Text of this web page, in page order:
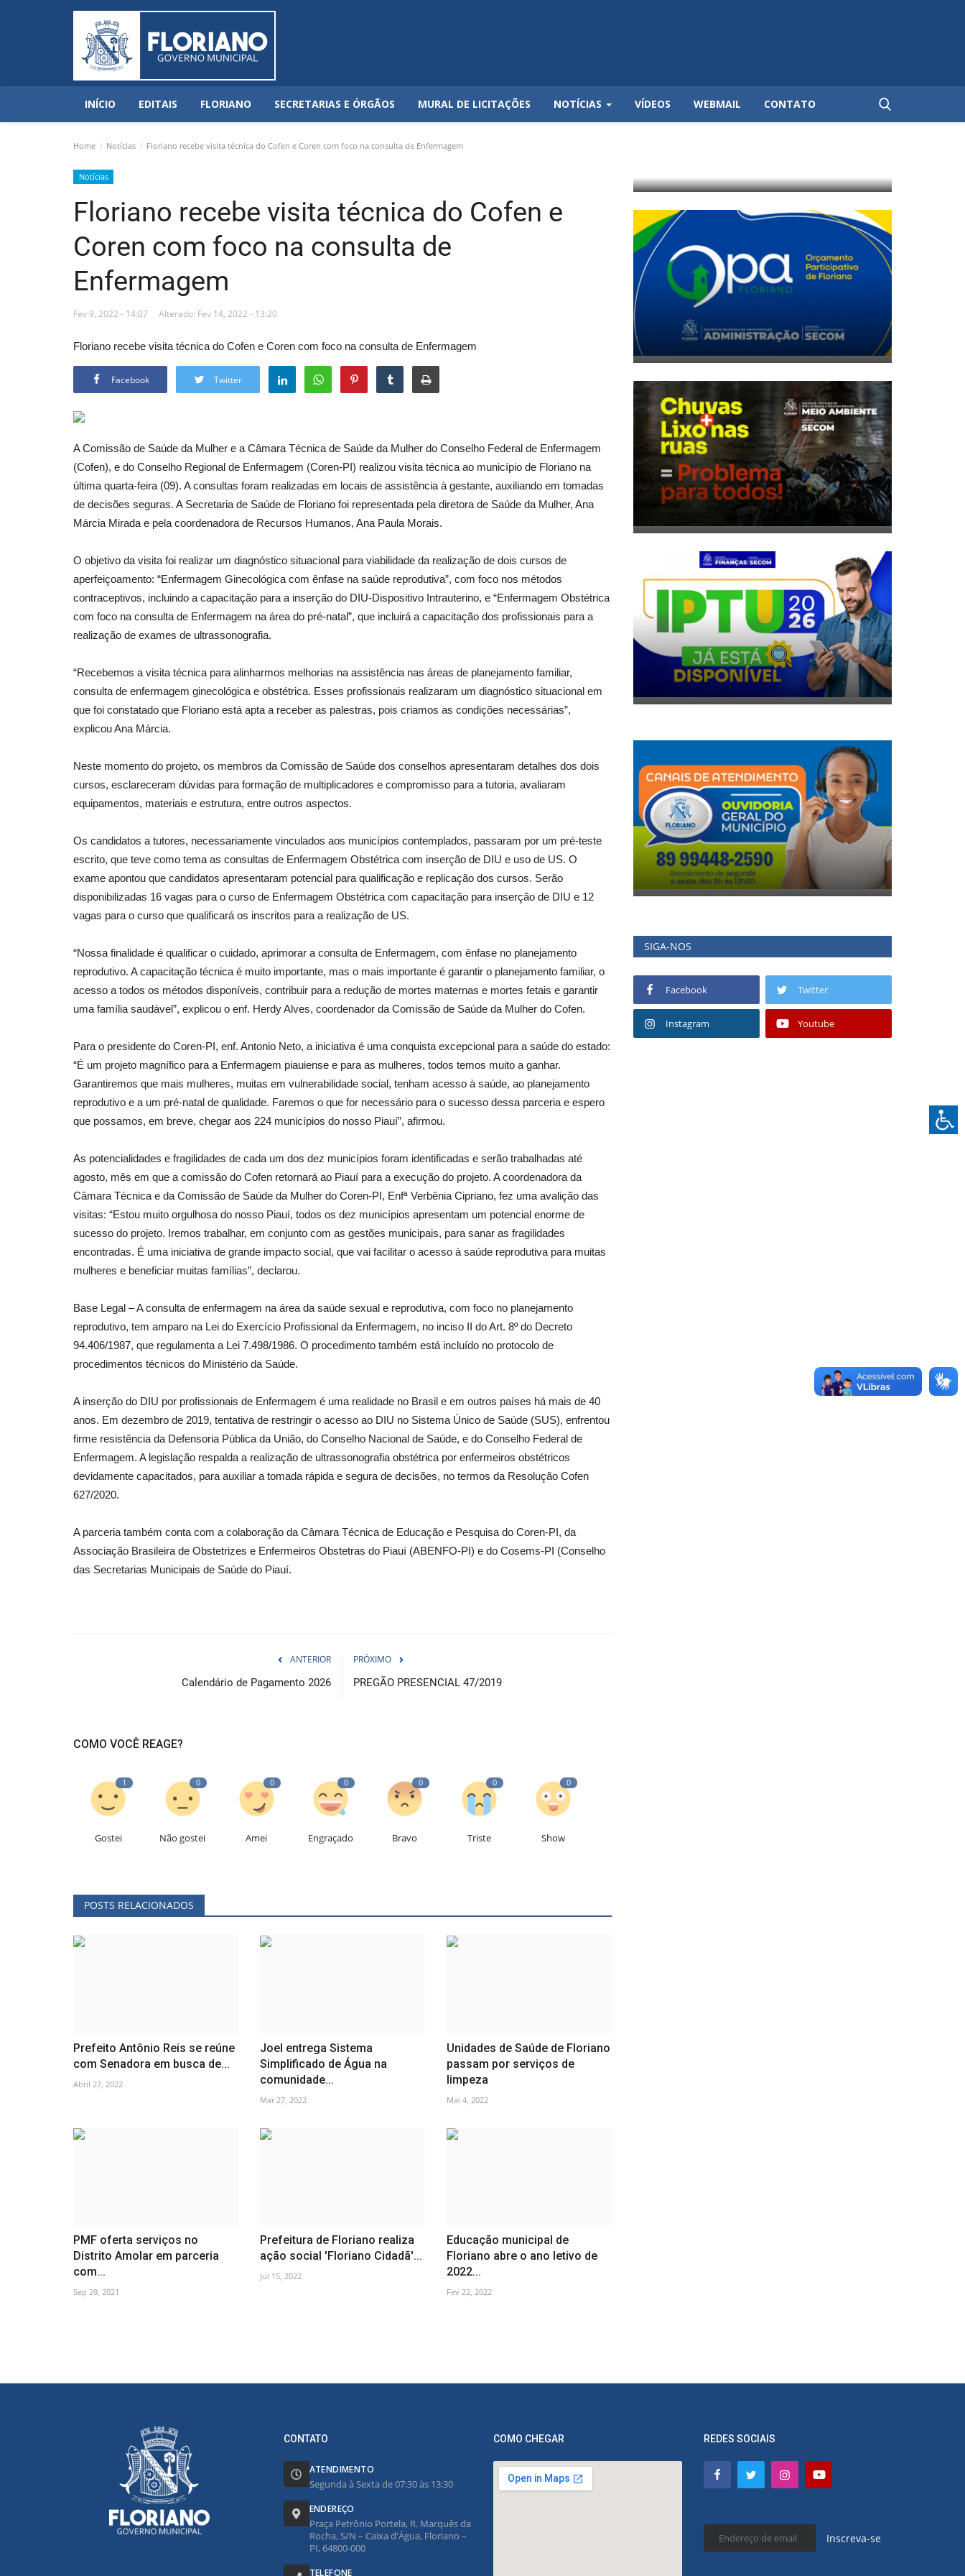
INÍCIO EDITAIS FLORIANO SECRETARIAS E ÓRGÃOS MURAL DE LICITAÇÕES NOTÍCIAS VÍDEOS WEBMAIL CONTATO
Home Notícias Floriano recebe visita técnica do Cofen e Coren com foco na consulta de Enfermagem
Notícias
Floriano recebe visita técnica do Cofen e
Coren com foco na consulta de
Enfermagem
Fev 9, 2022 - 14:07 Alterado: Fev 14, 2022 - 13:20
Floriano recebe visita técnica do Cofen e Coren com foco na consulta de Enfermagem
Facebook Twitter
A Comissão de Saúde da Mulher e a Câmara Técnica de Saúde da Mulher do Conselho Federal de Enfermagem
(Cofen), e do Conselho Regional de Enfermagem (Coren-PI) realizou visita técnica ao município de Floriano na
última quarta-feira (09). A consultas foram realizadas em locais de assistência à gestante, auxiliando em tomadas
de decisões seguras. A Secretaria de Saúde de Floriano foi representada pela diretora de Saúde da Mulher, Ana
Márcia Mirada e pela coordenadora de Recursos Humanos, Ana Paula Morais.
O objetivo da visita foi realizar um diagnóstico situacional para viabilidade da realização de dois cursos de
aperfeiçoamento: “Enfermagem Ginecológica com ênfase na saúde reprodutiva”, com foco nos métodos
contraceptivos, incluindo a capacitação para a inserção do DIU-Dispositivo Intrauterino, e “Enfermagem Obstétrica
com foco na consulta de Enfermagem na área do pré-natal”, que incluirá a capacitação dos profissionais para a
realização de exames de ultrassonografia.
“Recebemos a visita técnica para alinharmos melhorias na assistência nas áreas de planejamento familiar,
consulta de enfermagem ginecológica e obstétrica. Esses profissionais realizaram um diagnóstico situacional em
que foi constatado que Floriano está apta a receber as palestras, pois criamos as condições necessárias”,
explicou Ana Márcia.
Neste momento do projeto, os membros da Comissão de Saúde dos conselhos apresentaram detalhes dos dois
cursos, esclareceram dúvidas para formação de multiplicadores e compromisso para a tutoria, avaliaram
equipamentos, materiais e estrutura, entre outros aspectos.
Os candidatos a tutores, necessariamente vinculados aos municípios contemplados, passaram por um pré-teste
escrito, que teve como tema as consultas de Enfermagem Obstétrica com inserção de DIU e uso de US. O
exame apontou que candidatos apresentaram potencial para qualificação e replicação dos cursos. Serão
disponibilizadas 16 vagas para o curso de Enfermagem Obstétrica com capacitação para inserção de DIU e 12
vagas para o curso que qualificará os inscritos para a realização de US.
“Nossa finalidade é qualificar o cuidado, aprimorar a consulta de Enfermagem, com ênfase no planejamento
reprodutivo. A capacitação técnica é muito importante, mas o mais importante é garantir o planejamento familiar, o
acesso a todos os métodos disponíveis, contribuir para a redução de mortes maternas e mortes fetais e garantir
uma família saudável”, explicou o enf. Herdy Alves, coordenador da Comissão de Saúde da Mulher do Cofen.
Para o presidente do Coren-PI, enf. Antonio Neto, a iniciativa é uma conquista excepcional para a saúde do estado:
“É um projeto magnífico para a Enfermagem piauiense e para as mulheres, todos temos muito a ganhar.
Garantiremos que mais mulheres, muitas em vulnerabilidade social, tenham acesso à saúde, ao planejamento
reprodutivo e a um pré-natal de qualidade. Faremos o que for necessário para o sucesso dessa parceria e espero
que possamos, em breve, chegar aos 224 municípios do nosso Piauí”, afirmou.
As potencialidades e fragilidades de cada um dos dez municípios foram identificadas e serão trabalhadas até
agosto, mês em que a comissão do Cofen retornará ao Piauí para a execução do projeto. A coordenadora da
Câmara Técnica e da Comissão de Saúde da Mulher do Coren-PI, Enfª Verbênia Cipriano, fez uma avalição das
visitas: “Estou muito orgulhosa do nosso Piauí, todos os dez municípios apresentam um potencial enorme de
sucesso do projeto. Iremos trabalhar, em conjunto com as gestões municipais, para sanar as fragilidades
encontradas. É uma iniciativa de grande impacto social, que vai facilitar o acesso à saúde reprodutiva para muitas
mulheres e beneficiar muitas famílias”, declarou.
Base Legal – A consulta de enfermagem na área da saúde sexual e reprodutiva, com foco no planejamento
reprodutivo, tem amparo na Lei do Exercício Profissional da Enfermagem, no inciso II do Art. 8º do Decreto
94.406/1987, que regulamenta a Lei 7.498/1986. O procedimento também está incluído no protocolo de
procedimentos técnicos do Ministério da Saúde.
A inserção do DIU por profissionais de Enfermagem é uma realidade no Brasil e em outros países há mais de 40
anos. Em dezembro de 2019, tentativa de restringir o acesso ao DIU no Sistema Único de Saúde (SUS), enfrentou
firme resistência da Defensoria Pública da União, do Conselho Nacional de Saúde, e do Conselho Federal de
Enfermagem. A legislação respalda a realização de ultrassonografia obstétrica por enfermeiros obstétricos
devidamente capacitados, para auxiliar a tomada rápida e segura de decisões, no termos da Resolução Cofen
627/2020.
A parceria também conta com a colaboração da Câmara Técnica de Educação e Pesquisa do Coren-PI, da
Associação Brasileira de Obstetrizes e Enfermeiros Obstetras do Piauí (ABENFO-PI) e do Cosems-PI (Conselho
das Secretarias Municipais de Saúde do Piauí.
ANTERIOR
Calendário de Pagamento 2026
PRÓXIMO
PREGÃO PRESENCIAL 47/2019
COMO VOCÊ REAGE?
1
Gostei
0
Não gostei
0
Amei
0
Engraçado
0
Bravo
0
Triste
0
Show
POSTS RELACIONADOS
Prefeito Antônio Reis se reúne
com Senadora em busca de...
Abril 27, 2022
Joel entrega Sistema
Simplificado de Água na
comunidade...
Mar 27, 2022
Unidades de Saúde de Floriano
passam por serviços de
limpeza
Mai 4, 2022
PMF oferta serviços no
Distrito Amolar em parceria
com...
Sep 29, 2021
Prefeitura de Floriano realiza
ação social 'Floriano Cidadã'...
Jul 15, 2022
Educação municipal de
Floriano abre o ano letivo de
2022...
Fev 22, 2022
SIGA-NOS
Facebook Twitter
Instagram Youtube
CONTATO
ATENDIMENTO
Segunda à Sexta de 07:30 às 13:30
ENDEREÇO
Praça Petrônio Portela, R. Marquês da
Rocha, S/N – Caixa d'Água, Floriano –
PI, 64800-000
TELEFONE
COMO CHEGAR REDES SOCIAIS
Inscreva-se